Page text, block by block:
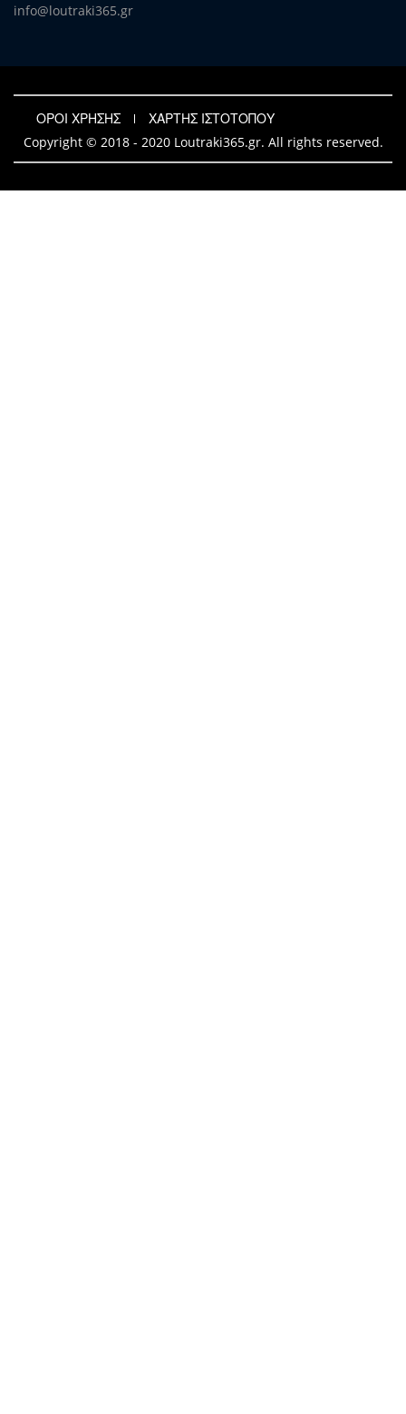
info@loutraki365.gr
ΟΡΟΙ ΧΡΗΣΗΣ
ΧΑΡΤΗΣ ΙΣΤΟΤΟΠΟΥ
Copyright © 2018 - 2020 Loutraki365.gr. All rights reserved.